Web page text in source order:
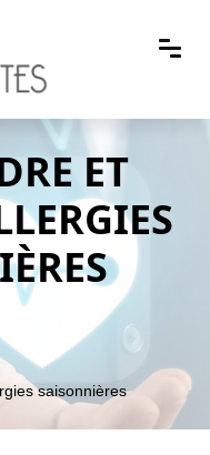
ET
saisonnières